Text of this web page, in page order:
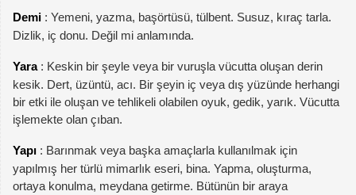
Demi : Yemeni, yazma, başörtüsü, tülbent. Susuz, kıraç tarla.
Dizlik, iç donu. Değil mi anlamında.
Yara: Keskin bir şeyle veya bir vuruşla vücutta oluşan derin
kesik. Dert, üzüntü, acı. Bir şeyin iç veya dış yüzünde herhangi
bir etki ile oluşan ve tehlikeli olabilen oyuk, gedik, yarık. Vücutta
işlemekte olan çıban.
Yapı : Barınmak veya başka amaçlarla kullanılmak için
yapılmış her türlü mimarlık eseri, bina. Yapma, oluşturma,
ortaya konulma, meydana getirme. Bütünün bir araya